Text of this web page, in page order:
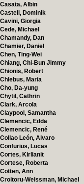
Casata, Albin
Castell, Dominik
Cavini, Giorgia
Cede, Michael
Chamandy, Dan
Chamier, Daniel
Chen, Ting-Wei
Chiang, Chi-Bun Jimmy
Chionis, Robert
Chlebus, Maria
Cho, Da-yung
Chytil, Cathrin
Clark, Arcola
Claypool, Samantha
Clemencic, Edda
Clemencic, René
Collao León, Alvaro
Confurius, Lucas
Cortes, Kirlianit
Cortese, Roberta
Cotten, Ann
Croitoru-Weissman, Michael